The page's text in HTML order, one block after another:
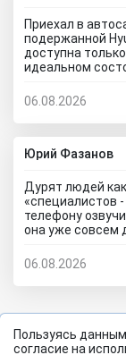
Приехал в
подержанной
доступна
идеальном
почти не
расклад не
намного
потерянном
если бы я
82В.
06.08.2026
Юрий Фазанов
Дурят людей
«специалистов
телефону
она уже совсем
сумму. По
подарок, а
для жизни.
Оформляйте,
привезут его.
06.08.2026
Пользуясь
согласие на